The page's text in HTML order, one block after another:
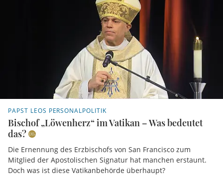
PAPST LEOS PERSONALPOLITIK
Bischof „Löwenherz“ im Vatikan – Was bedeutet
das?
Die Ernennung des Erzbischofs von San Francisco zum
Mitglied der Apostolischen Signatur hat manchen erstaunt.
Doch was ist diese Vatikanbehörde überhaupt?